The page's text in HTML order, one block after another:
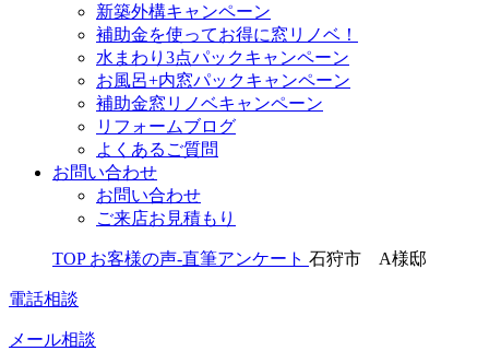
新築外構キャンペーン
補助金を使ってお得に窓リノベ！
水まわり3点パックキャンペーン
お風呂+内窓パックキャンペーン
補助金窓リノベキャンペーン
リフォームブログ
よくあるご質問
お問い合わせ
お問い合わせ
ご来店お見積もり
TOP お客様の声-直筆アンケート 石狩市 A様邸
電話相談
メール相談